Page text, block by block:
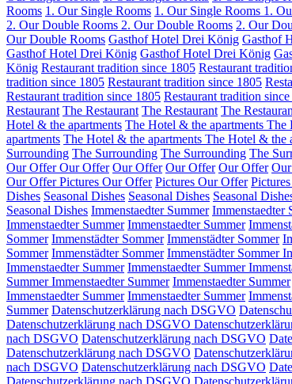
Rooms 1. Our Single Rooms 1. Our Single Rooms 1.
2. Our Double Rooms 2. Our Double Rooms 2. Our
Our Double Rooms Gasthof Hotel Drei König Gasthof
Gasthof Hotel Drei König Gasthof Hotel Drei König
König Restaurant tradition since 1805 Restaurant
tradition since 1805 Restaurant tradition since 1805
Restaurant tradition since 1805 Restaurant tradition
Restaurant The Restaurant The Restaurant The
Hotel & the apartments The Hotel & the apartments The
apartments The Hotel & the apartments The Hotel & the
Surrounding The Surrounding The Surrounding The
Our OfferOur Offer Our Offer Our Offer Our Offer
Our OfferPictures Our Offer Pictures Our Offer
Dishes Seasonal Dishes Seasonal Dishes Seasonal
Seasonal Dishes Immenstaedter Summer Immenstaedter
Immenstaedter Summer Immenstaedter Summer
Sommer Immenstädter Sommer Immenstädter Sommer
Sommer Immenstädter Sommer Immenstädter Sommer
Immenstaedter Summer Immenstaedter Summer
SummerImmenstaedter Summer Immenstaedter Summer
Immenstaedter Summer Immenstaedter Summer
Summer Datenschutzerklärung nach DSGVO
Datenschutzerklärung nach DSGVO
nach DSGVO Datenschutzerklärung nach DSGVO
Datenschutzerklärung nach DSGVO
nach DSGVO Datenschutzerklärung nach DSGVO
Datenschutzerklärung nach DSGVO